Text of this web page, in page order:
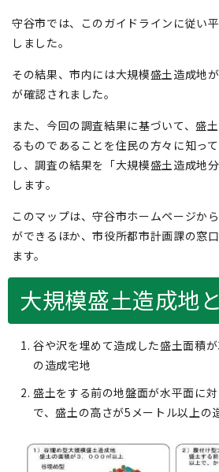
守谷市では、このガイドラインに従い
しました。
その結果、市内には大規模盛土造成地
が確認されました。
また、今回の調査結果に基づいて、盛
るものであることを住民の方々に知っ
し、調査の結果を「大規模盛土造成地
します。
このマップは、守谷市ホームページか
ができるほか、市役所都市計画課の窓
ます。
大規模盛土造成地
谷や沢を埋めて造成した盛土面積
の造成宅地
盛土をする前の地盤面が水平面に
で、盛土の高さが5メートル以上の